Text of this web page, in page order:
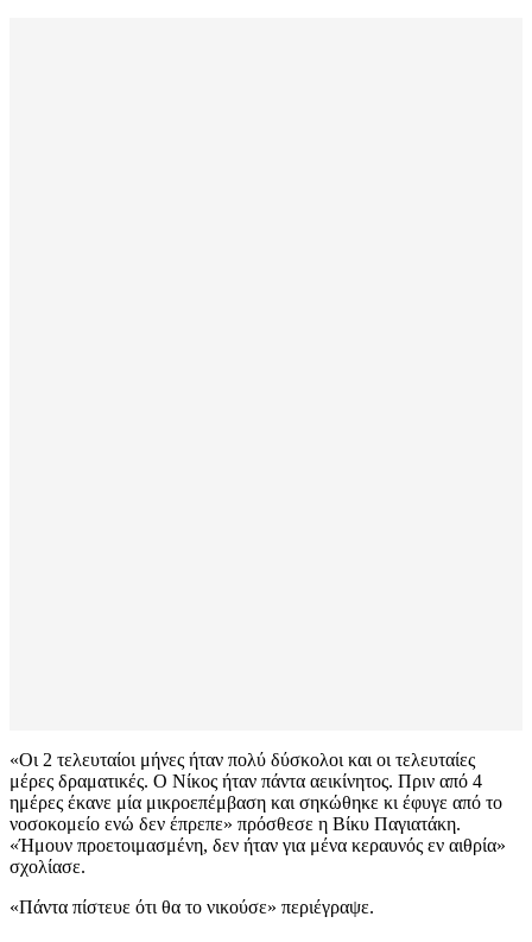
«Οι 2 τελευταίοι μήνες ήταν πολύ δύσκολοι και οι τελευταίες
μέρες δραματικές. Ο Νίκος ήταν πάντα αεικίνητος. Πριν από 4
ημέρες έκανε μία μικροεπέμβαση και σηκώθηκε κι έφυγε από το
νοσοκομείο ενώ δεν έπρεπε» πρόσθεσε η Βίκυ Παγιατάκη.
«Ήμουν προετοιμασμένη, δεν ήταν για μένα κεραυνός εν αιθρία»
σχολίασε.
«Πάντα πίστευε ότι θα το νικούσε» περιέγραψε.